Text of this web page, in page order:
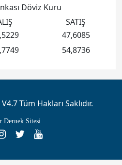
Döviz Kuru
SATIŞ
47,6085
54,8736
Tüm Hakları Saklıdır.
Dernek Sitesi